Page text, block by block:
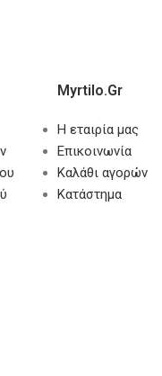
Myrtilo.gr
Η εταιρία μας
Επικοινωνία
Καλάθι αγορών
Κατάστημα